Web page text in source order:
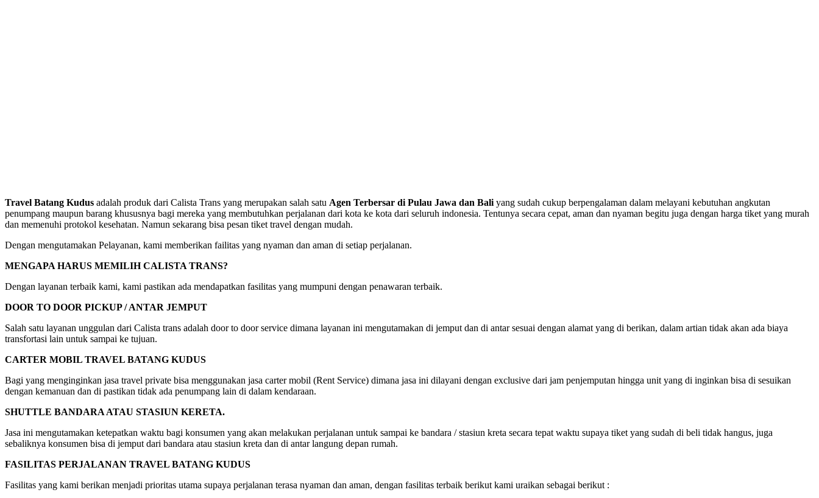
Travel Batang Kudus adalah produk dari Calista Trans yang merupakan salah satu Agen Terbersar di Pulau Jawa dan Baliyang sudah cukup berpengalaman dalam melayani kebutuhan angkutan
penumpang maupun barang khususnya bagi mereka yang membutuhkan perjalanan dari kota ke kota dari seluruh indonesia. Tentunya secara cepat, aman dan nyaman begitu juga dengan harga tiket yang murah
dan memenuhi protokol kesehatan. Namun sekarang bisa pesan tiket travel dengan mudah.
Dengan mengutamakan Pelayanan, kami memberikan failitas yang nyaman dan aman di setiap perjalanan.
MENGAPA HARUS MEMILIH CALISTA TRANS?
Dengan layanan terbaik kami, kami pastikan ada mendapatkan fasilitas yang mumpuni dengan penawaran terbaik.
DOOR TO DOOR PICKUP / ANTAR JEMPUT
Salah satu layanan unggulan dari Calista trans adalah door to door service dimana layanan ini mengutamakan di jemput dan di antar sesuai dengan alamat yang di berikan, dalam artian tidak akan ada biaya
transfortasi lain untuk sampai ke tujuan.
CARTER MOBIL TRAVEL BATANG KUDUS
Bagi yang menginginkan jasa travel private bisa menggunakan jasa carter mobil (Rent Service) dimana jasa ini dilayani dengan exclusive dari jam penjemputan hingga unit yang di inginkan bisa di sesuikan
dengan kemanuan dan di pastikan tidak ada penumpang lain di dalam kendaraan.
SHUTTLE BANDARA ATAU STASIUN KERETA.
Jasa ini mengutamakan ketepatkan waktu bagi konsumen yang akan melakukan perjalanan untuk sampai ke bandara / stasiun kreta secara tepat waktu supaya tiket yang sudah di beli tidak hangus, juga
sebaliknya konsumen bisa di jemput dari bandara atau stasiun kreta dan di antar langung depan rumah.
FASILITAS PERJALANAN TRAVEL BATANG KUDUS
Fasilitas yang kami berikan menjadi prioritas utama supaya perjalanan terasa nyaman dan aman, dengan fasilitas terbaik berikut kami uraikan sebagai berikut :